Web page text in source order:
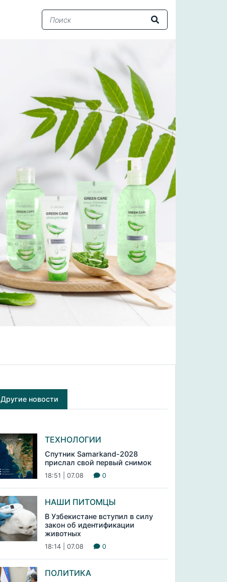
Другие новости
ТЕХНОЛОГИИ
Спутник Samarkand-2028
прислал свой первый снимок
18:51 | 07.08 0
НАШИ ПИТОМЦЫ
В Узбекистане вступил в силу
закон об идентификации
животных
18:14 | 07.08 0
ПОЛИТИКА